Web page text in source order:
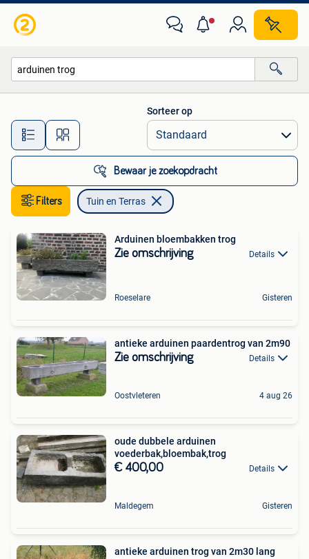
Alle afstanden…
Sorteer op
Bewaar je zoekopdracht
Filters Tuin en Terras
Arduinen bloembakken trog
Zie omschrijving Details
Roeselare Gisteren
antieke arduinen paardentrog van 2m90
Zie omschrijving Details
Oostvleteren 4 aug 26
oude dubbele arduinen
voederbak,bloembak,trog
€ 400,00 Details
Maldegem Gisteren
antieke arduinen trog van 2m30 lang